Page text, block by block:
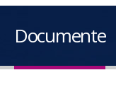
Documente